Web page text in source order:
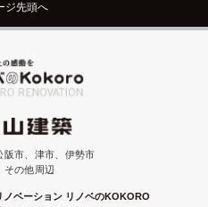
先頭へ
阪市、津市、伊勢市
、その他周辺
ノベーション リノベのKOKORO